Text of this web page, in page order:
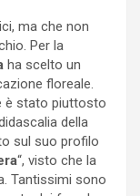
ma che non
Per la
ha scelto un
floreale.
è stato piuttosto
della
sul suo profilo
“, visto che la
Tantissimi sono